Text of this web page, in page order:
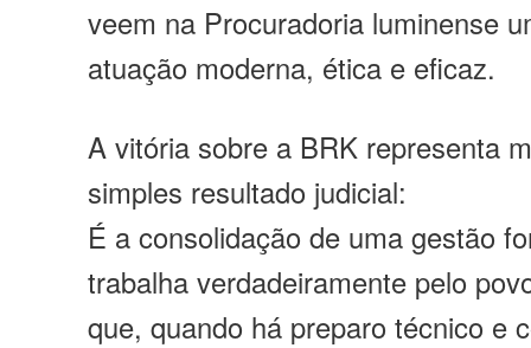
veem na Procuradoria luminense
atuação moderna, ética e eficaz.
A vitória sobre a BRK representa
simples resultado judicial:
É a consolidação de uma gestão
trabalha verdadeiramente pelo
que, quando há preparo técnico e